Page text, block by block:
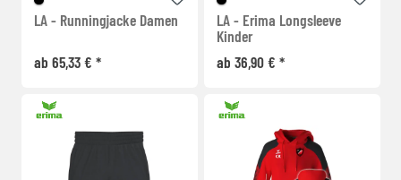
LA - Runningjacke Damen
ab 65,33 € *
LA - Erima Longsleeve
Kinder
ab 36,90 € *